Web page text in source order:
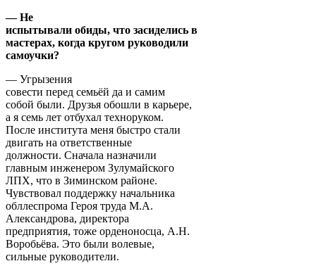
— Не
испытывали обиды, что засиделись в
мастерах, когда кругом руководили
самоучки?
— Угрызения
совести перед семьёй да и самим
собой были. Друзья обошли в карьере,
а я семь лет отбухал техноруком.
После института меня быстро стали
двигать на ответственные
должности. Сначала назначили
главным инженером Зулумайского
ЛПХ, что в Зиминском районе.
Чувствовал поддержку начальника
обллеспрома Героя труда М.А.
Александрова, директора
предприятия, тоже орденоносца, А.Н.
Воробьёва. Это были волевые,
сильные руководители.